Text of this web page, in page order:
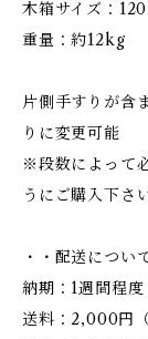
木箱サイズ：
重量：約12kg
片側手すりが含
りに変更可能
※段数によって
うにご購入下さい
・・配送につい
納期：1週間程度
送料：2,000円（